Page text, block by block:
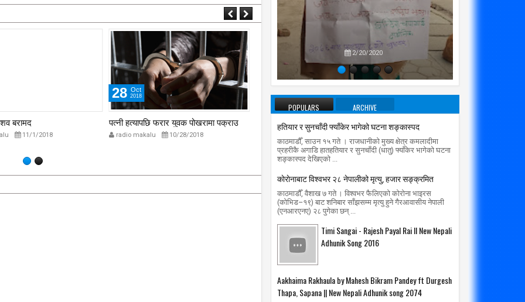
फरार युवक पोखरामा पक्राउ
10/28/2018
28 Oct
2018
रेडपाण्डाको छालासहित पक्राउ
radio makalu 10/28/2018
30 2020
हतियार र सुनचाँदी फ्याँकेर भागेको घटना
शङ्कास्पद
radiomakalu.com.np 7/30/2020
24 2020
एक सय बर्ष पुरानो गुम्बाको बहुमूल्य सामान
चोरियो
radiomakalu.com.np
चुनौति, के
सरकार ?
पुराना पार्टीहरु चक्रपथमा
जति घुमे पनि कहिँ पुग्दैनन्’
2/21/2018 2/20/2020
POPULARS ARCHIVE
हतियार र सुनचाँदी फ्याँकेर भागेको घटना शङ्कास्पद
काठमाडौँ, साउन १५ गते । राजधानीको मुख्य क्षेत्र कमलादीमा
प्रहरीकै अगाडि हातहतियार र सुनचाँदी (धातु) फ्याँकेर भागेको घटना
शङ्कास्पद देखिएको ...
काेराेनाबाट विश्वभर २८ नेपालीको मृत्यु, हजार सङ्क्रमित
काठमाडौँ, वैशाख ७ गते । विश्वभर फैलिएको कोरोना भाइरस
(कोभिड–१९) बाट शनिबार साँझसम्म मृत्यु हुने गैरआवासीय नेपाली
(एनआरएनए) २८ पुगेका छन् ...
Timi Sangai - Rajesh Payal Rai ll New Nepali
Adhunik Song 2016
Aakhaima Rakhaula by Mahesh Bikram Pandey ft Durgesh
Thapa, Sapana || New Nepali Adhunik song 2074